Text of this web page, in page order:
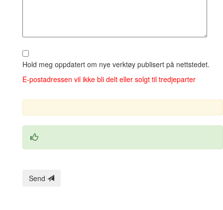
Hold meg oppdatert om nye verktøy publisert på nettstedet.
E‑postadressen vil ikke bli delt eller solgt til tredjeparter
Send